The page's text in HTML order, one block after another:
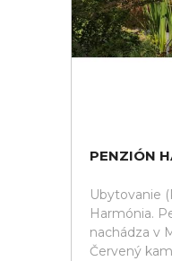
PENZIÓN
Ubytovanie
Harmónia.
nachádza v
Červený